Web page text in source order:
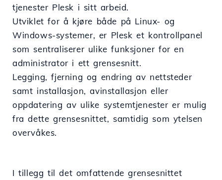
tjenester Plesk i sitt arbeid.
Utviklet for å kjøre både på Linux- og
Windows-systemer, er Plesk et kontrollpanel
som sentraliserer ulike funksjoner for en
administrator i ett grensesnitt.
Legging, fjerning og endring av nettsteder
samt installasjon, avinstallasjon eller
oppdatering av ulike systemtjenester er mulig
fra dette grensesnittet, samtidig som ytelsen
overvåkes.
I tillegg til det omfattende grensesnittet